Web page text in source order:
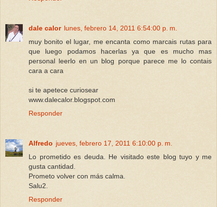
dale calor lunes, febrero 14, 2011 6:54:00 p. m.
muy bonito el lugar, me encanta como marcais rutas para
que luego podamos hacerlas ya que es mucho mas
personal leerlo en un blog porque parece me lo contais
cara a cara
si te apetece curiosear
www.dalecalor.blogspot.com
Responder
Alfredo jueves, febrero 17, 2011 6:10:00 p. m.
Lo prometido es deuda. He visitado este blog tuyo y me
gusta cantidad.
Prometo volver con más calma.
Salu2.
Responder